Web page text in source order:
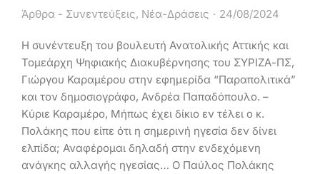
Άρθρα - Συνεντεύξεις, Νέα-Δράσεις 24/08/2024
Η συνέντευξη του βουλευτή Ανατολικής Αττικής και
Τομεάρχη Ψηφιακής Διακυβέρνησης του ΣΥΡΙΖΑ-ΠΣ,
Γιώργου Καραμέρου στην εφημερίδα “Παραπολιτικά”
και τον δημοσιογράφο, Ανδρέα Παπαδόπουλο. –
Κύριε Καραμέρο, Μήπως έχει δίκιο εν τέλει ο κ.
Πολάκης που είπε ότι η σημερινή ηγεσία δεν δίνει
ελπίδα; Αναφέρομαι δηλαδή στην ενδεχόμενη
ανάγκης αλλαγής ηγεσίας… Ο Παύλος Πολάκης